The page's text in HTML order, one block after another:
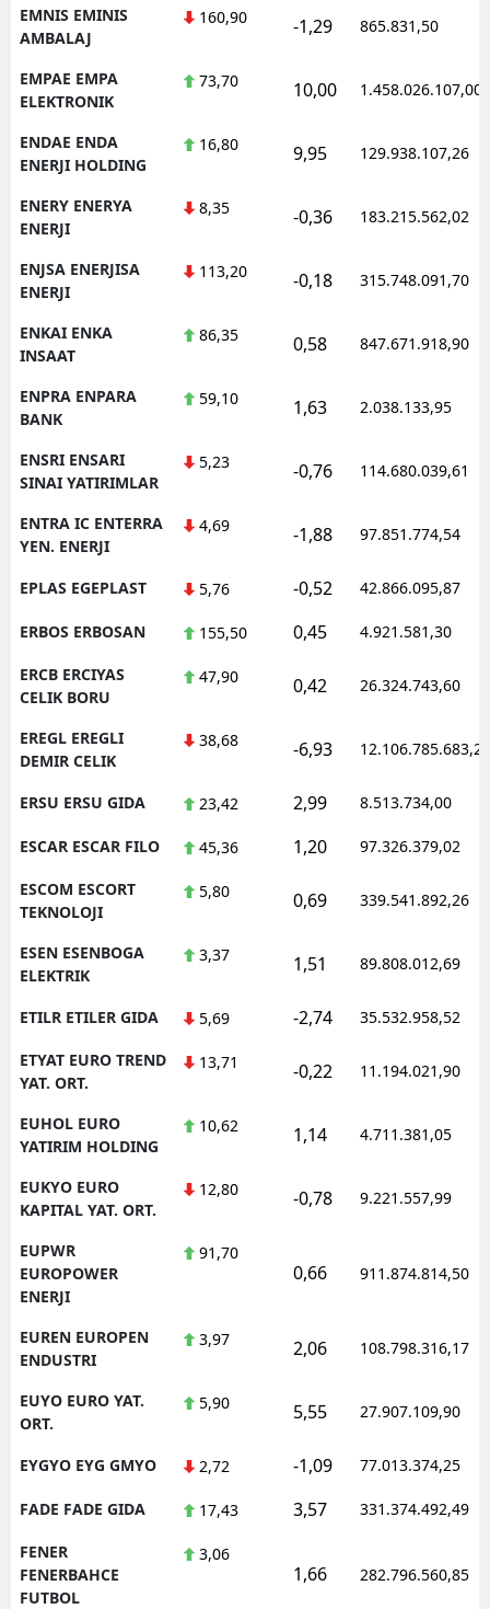
EMNIS EMINIS
AMBALAJ
160,90 -1,29 865.831,50
EMPAE EMPA
ELEKTRONIK
73,70 10,00 1.458.026.107,00
ENDAE ENDA
ENERJI HOLDING
16,80 9,95 129.938.107,26
ENERY ENERYA
ENERJI
8,35 -0,36 183.215.562,02
ENJSA ENERJISA
ENERJI
113,20 -0,18 315.748.091,70
ENKAI ENKA
INSAAT
86,35 0,58 847.671.918,90
ENPRA ENPARA
BANK
59,10 1,63 2.038.133,95
ENSRI ENSARI
SINAI YATIRIMLAR
5,23 -0,76 114.680.039,61
ENTRA IC ENTERRA
YEN. ENERJI
4,69 -1,88 97.851.774,54
EPLAS EGEPLAST 5,76 -0,52 42.866.095,87
ERBOS ERBOSAN 155,50 0,45 4.921.581,30
ERCB ERCIYAS
CELIK BORU
47,90 0,42 26.324.743,60
EREGL EREGLI
DEMIR CELIK
38,68 -6,93 12.106.785.683,20
ERSU ERSU GIDA 23,42 2,99 8.513.734,00
ESCAR ESCAR FILO 45,36 1,20 97.326.379,02
ESCOM ESCORT
TEKNOLOJI
5,80 0,69 339.541.892,26
ESEN ESENBOGA
ELEKTRIK
3,37 1,51 89.808.012,69
ETILR ETILER GIDA 5,69 -2,74 35.532.958,52
ETYAT EURO TREND
YAT. ORT.
13,71 -0,22 11.194.021,90
EUHOL EURO
YATIRIM HOLDING
10,62 1,14 4.711.381,05
EUKYO EURO
KAPITAL YAT. ORT.
12,80 -0,78 9.221.557,99
EUPWR
EUROPOWER
ENERJI
91,70
0,66 911.874.814,50
EUREN EUROPEN
ENDUSTRI
3,97 2,06 108.798.316,17
EUYO EURO YAT.
ORT.
5,90 5,55 27.907.109,90
EYGYO EYG GMYO 2,72 -1,09 77.013.374,25
FADE FADE GIDA 17,43 3,57 331.374.492,49
FENER
FENERBAHCE
FUTBOL
3,06
1,66 282.796.560,85